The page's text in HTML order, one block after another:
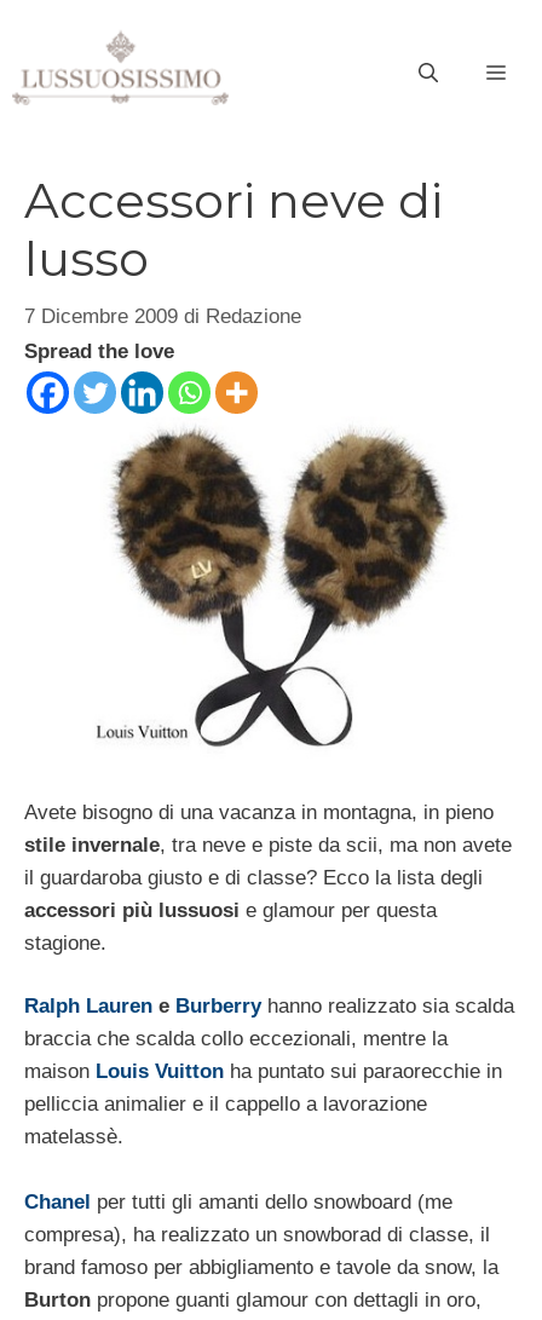
contenuto
Accessori neve di
lusso
7 Dicembre 2009 di Redazione
Spread the love
Avete bisogno di una vacanza in montagna, in pieno
stile invernale, tra neve e piste da scii, ma non avete
il guardaroba giusto e di classe? Ecco la lista degli
accessori più lussuosi e glamour per questa
stagione.
Ralph Lauren e Burberryhanno realizzato sia scalda
braccia che scalda collo eccezionali, mentre la
maison Louis Vuitton ha puntato sui paraorecchie in
pelliccia animalier e il cappello a lavorazione
matelassè.
Chanel per tutti gli amanti dello snowboard (me
compresa), ha realizzato un snowborad di classe, il
brand famoso per abbigliamento e tavole da snow, la
Burton propone guanti glamour con dettagli in oro,